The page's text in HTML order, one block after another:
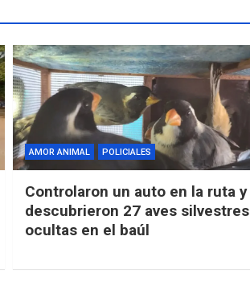
AMOR ANIMAL POLICIALES
Controlaron un auto en la ruta y
descubrieron 27 aves silvestres
ocultas en el baúl